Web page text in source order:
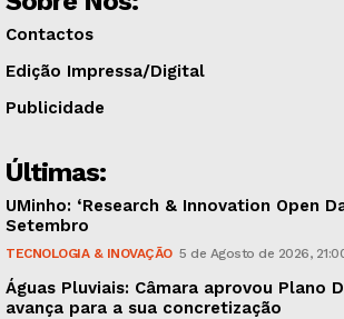
Contactos
Edição Impressa/Digital
Publicidade
Últimas:
UMinho: ‘Research & Innovation Open
Setembro
TECNOLOGIA & INOVAÇÃO 5 de Agosto de 2026,
Águas Pluviais: Câmara aprovou Plano
avança para a sua concretização